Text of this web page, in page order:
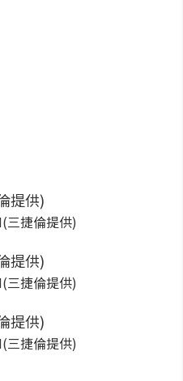
三捷倫提供)
三捷倫提供)
三捷倫提供)